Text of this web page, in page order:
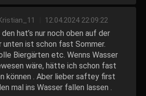
12.04.2024 22:09:22
den hat’s nur noch oben auf der
unten ist schon fast Sommer.
Biergärten etc. Wenns Wasser
wäre, hätte ich schon fast
können . Aber lieber saftey first
mal ins Wasser fallen lassen .